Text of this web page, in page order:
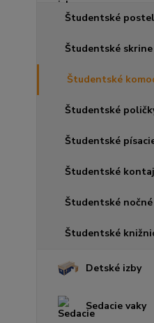
Študentské
Študentské skrine
Študentské
Študentské
Študentské
Študentské
Študentské
Študentské
Detské izby
Sedacie vaky